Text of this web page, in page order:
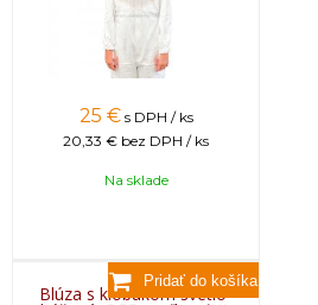
25 € s DPH / ks
20,33 € bez DPH / ks
Na sklade
Blúza s klobúkom svetlo-